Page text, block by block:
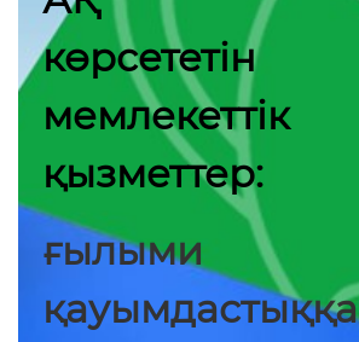
көрсететін
мемлекеттік
қызметтер:
ғылыми
қауымдастыққа